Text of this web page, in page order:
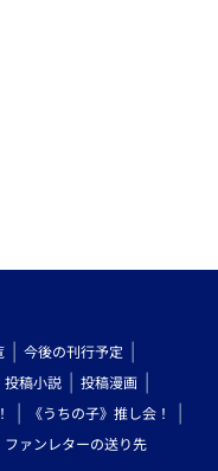
表現があります。子供
ついては※をタイトル
今後の刊行予定
投稿小説
投稿漫画
《うちの子》推し会！
ファンレターの送り先